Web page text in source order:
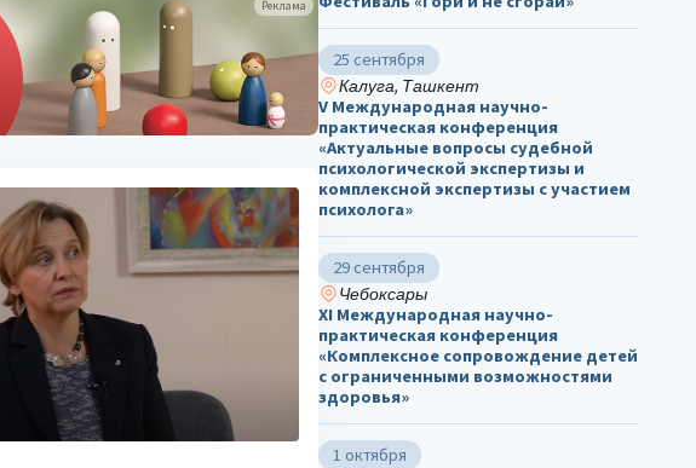
Реклама
25 сентября
Калуга, Ташкент
V Международная научно-
практическая конференция
«Актуальные вопросы судебной
психологической экспертизы и
комплексной экспертизы с участием
психолога»
29 сентября
Чебоксары
ХΙ Международная научно-
практическая конференция
«Комплексное сопровождение детей
с ограниченными возможностями
здоровья»
1 октября